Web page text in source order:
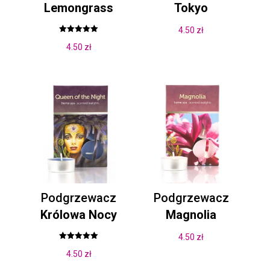
Lemongrass
5.00
4.50 zł
Tokyo
4.50 zł
Podgrzewacz
Królowa Nocy
5.00
4.50 zł
Podgrzewacz
Magnolia
4.50 zł